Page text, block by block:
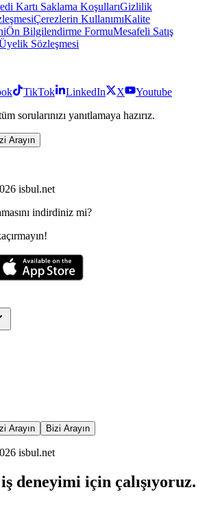
Kartı Saklama KoşullarıGizlilik
Çerezlerin KullanımıKalite
Ön Bilgilendirme FormuMesafeli Satış
Sözleşmesi
TikTok LinkedIn X
Youtube
sorularınızı yanıtlamaya hazırız.
Arayın
isbul.net
indirdiniz mi?
Arayın Bizi Arayın
isbul.net
deneyimi için çalışıyoruz.